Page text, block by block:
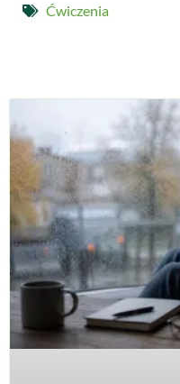
Ćwiczenia